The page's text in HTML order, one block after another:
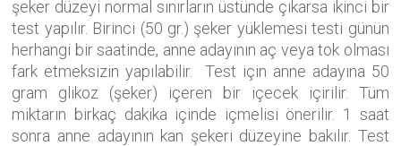
şeker düzeyi normal sınırların üstünde çıkarsa ikinci bir
test yapılır. Birinci (50 gr.) şeker yüklemesi testi günün
herhangi bir saatinde, anne adayının aç veya tok olması
fark etmeksizin yapılabilir. Test için anne adayına 50
gram glikoz (şeker) içeren bir içecek içirilir. Tüm
miktarın birkaç dakika içinde içmelisi önerilir. 1 saat
sonra anne adayının kan şekeri düzeyine bakılır. Test